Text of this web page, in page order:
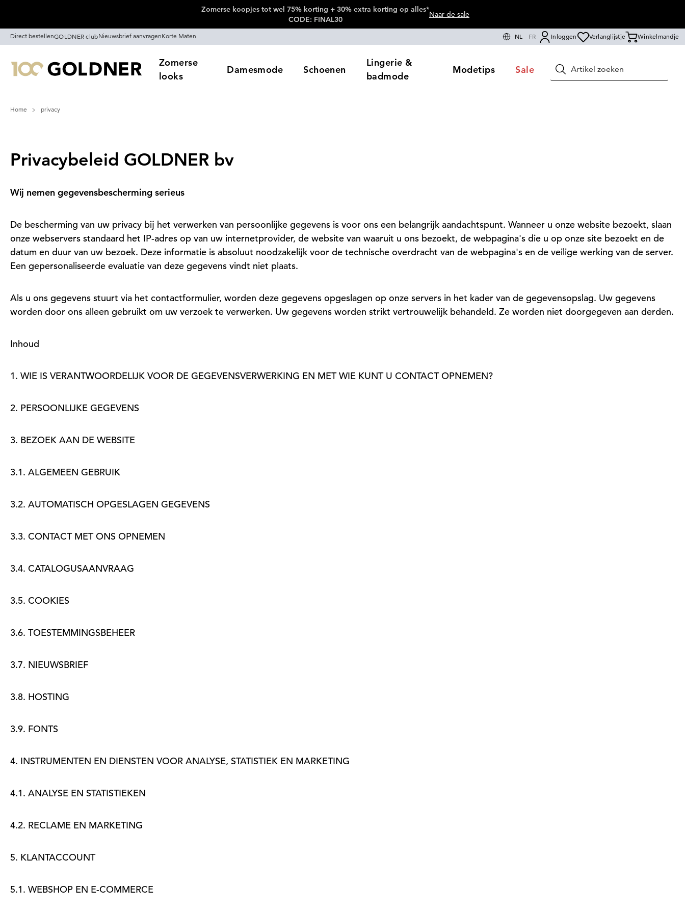
Zomerse koopjes tot wel 75% korting + 30% extra korting op alles*
CODE: FINAL30
Naar de sale
Direct bestellenGOLDNER clubNieuwsbrief aanvragenKorte Maten NL FR Inloggen Verlanglijstje Winkelmandje
Zomerse
looks
Damesmode Schoenen
Lingerie &
badmode
Modetips Sale Zoeken
Home privacy
Privacybeleid GOLDNER bv
Wij nemen gegevensbescherming serieus
De bescherming van uw privacy bij het verwerken van persoonlijke gegevens is voor ons een belangrijk aandachtspunt. Wanneer u onze website bezoekt, slaan
onze webservers standaard het IP-adres op van uw internetprovider, de website van waaruit u ons bezoekt, de webpagina's die u op onze site bezoekt en de
datum en duur van uw bezoek. Deze informatie is absoluut noodzakelijk voor de technische overdracht van de webpagina's en de veilige werking van de server.
Een gepersonaliseerde evaluatie van deze gegevens vindt niet plaats.
Als u ons gegevens stuurt via het contactformulier, worden deze gegevens opgeslagen op onze servers in het kader van de gegevensopslag. Uw gegevens
worden door ons alleen gebruikt om uw verzoek te verwerken. Uw gegevens worden strikt vertrouwelijk behandeld. Ze worden niet doorgegeven aan derden.
Inhoud
1. WIE IS VERANTWOORDELIJK VOOR DE GEGEVENSVERWERKING EN MET WIE KUNT U CONTACT OPNEMEN?
2. PERSOONLIJKE GEGEVENS
3. BEZOEK AAN DE WEBSITE
3.1. ALGEMEEN GEBRUIK
3.2. AUTOMATISCH OPGESLAGEN GEGEVENS
3.3. CONTACT MET ONS OPNEMEN
3.4. CATALOGUSAANVRAAG
3.5. COOKIES
3.6. TOESTEMMINGSBEHEER
3.7. NIEUWSBRIEF
3.8. HOSTING
3.9. FONTS
4. INSTRUMENTEN EN DIENSTEN VOOR ANALYSE, STATISTIEK EN MARKETING
4.1. ANALYSE EN STATISTIEKEN
4.2. RECLAME EN MARKETING
5. KLANTACCOUNT
5.1. WEBSHOP EN E-COMMERCE